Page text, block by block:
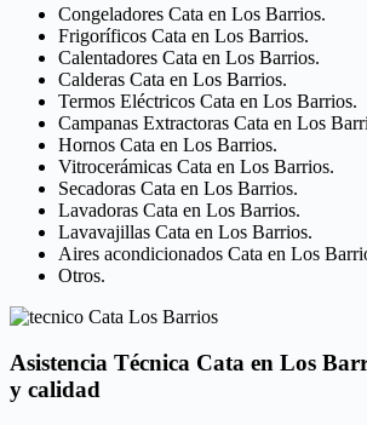
Congeladores Cata en Los Barrios.
Frigoríficos Cata en Los Barrios.
Calentadores Cata en Los Barrios.
Calderas Cata en Los Barrios.
Termos Eléctricos Cata en Los Barrios.
Campanas Extractoras Cata en Los
Hornos Cata en Los Barrios.
Vitrocerámicas Cata en Los Barrios.
Secadoras Cata en Los Barrios.
Lavadoras Cata en Los Barrios.
Lavavajillas Cata en Los Barrios.
Aires acondicionados Cata en Los
Otros.
Asistencia Técnica Cata en Los
y calidad